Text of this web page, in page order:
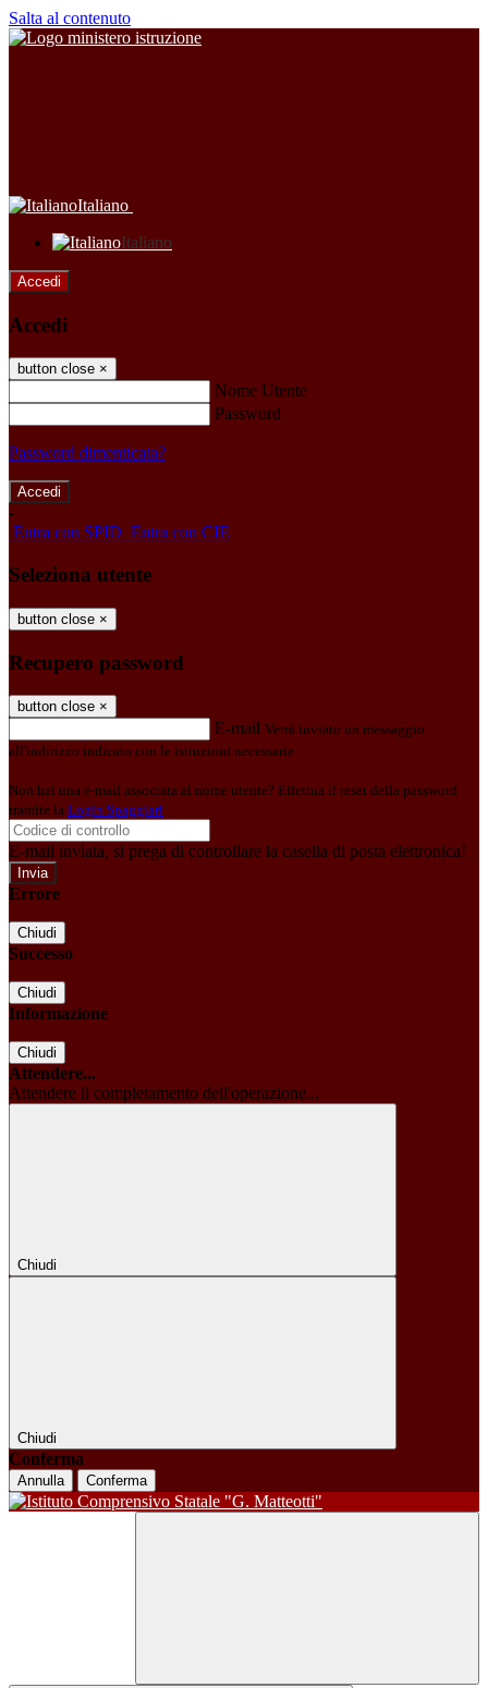
Salta al contenuto
Italiano
Italiano
Accedi
Accedi
button close ×
Nome Utente
Password
Password dimenticata?
-
Entra con SPID Entra con CIE
Seleziona utente
button close ×
Recupero password
button close ×
E-mail Verrà inviato un messaggio
all'indirizzo indicato con le istruzioni necessarie.
Non hai una e-mail associata al nome utente? Effettua il reset della password
tramite la Login Spaggiari
E-mail inviata, si prega di controllare la casella di posta elettronica!
Errore
Chiudi
Successo
Chiudi
Informazione
Chiudi
Attendere...
Attendere il completamento dell'operazione...
Chiudi
Chiudi
Conferma
Annulla Conferma